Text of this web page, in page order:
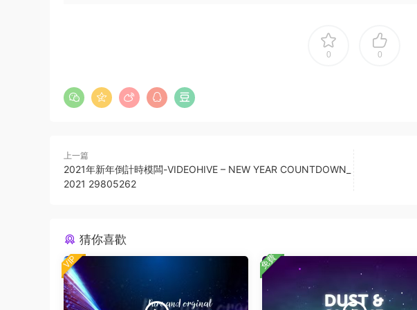
0 0
上一篇
2021年新年倒計時模闆-VIDEOHIVE – NEW YEAR COUNTDOWN_
2021 29805262
猜你喜歡
VIP 免費